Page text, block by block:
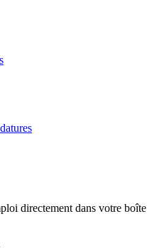
directement dans votre boîte